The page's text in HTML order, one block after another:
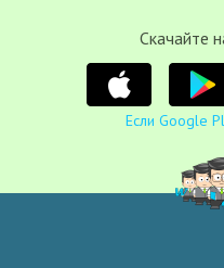
Cкачайте
Если Google